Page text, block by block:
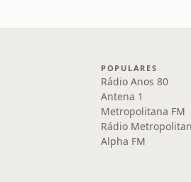
POPULARES
Rádio Anos 80
Antena 1
Metropolitana FM
Rádio
Alpha FM